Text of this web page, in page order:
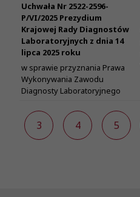
Uchwała Nr 2522-2596-
P/VI/2025 Prezydium
Krajowej Rady Diagnostów
Laboratoryjnych z dnia 14
lipca 2025 roku
w sprawie przyznania Prawa
Wykonywania Zawodu
Diagnosty Laboratoryjnego
3 4 5